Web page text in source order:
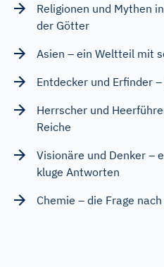
Religionen und Mythen
der Götter
Asien – ein Weltteil mit
Entdecker und Erfinder
Herrscher und
Reiche
Visionäre und Denker –
kluge Antworten
Chemie – die Frage